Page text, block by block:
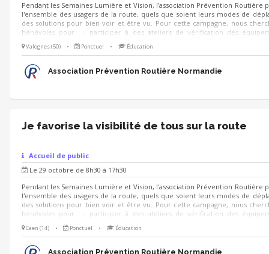
Pendant les Semaines Lumière et Vision, l'association Prévention Routière
l'ensemble des usagers de la route, quels que soient leurs modes de
des solutions pour bien voir et être vu. Pour cette campagne, nous
bénévoles pour : - participer à des ateliers de vérification des
visibilité et de conseils à destination des automobilistes, conducteurs de
cyclistes et usagers de trottinettes électriques - diffuser des conseils
ludiques et simples à prendre en main : quiz, jeu de cartes, jeu de
trouve...
Valognes (50) • Ponctuel • Éducation
Association Prévention Routière Normandie
Je favorise la visibilité de tous sur la route
Accueil de public
Le 29 octobre de 8h30 à 17h30
Pendant les Semaines Lumière et Vision, l'association Prévention Routière
l'ensemble des usagers de la route, quels que soient leurs modes de
des solutions pour bien voir et être vu. Pour cette campagne, nous
bénévoles pour : - participer à des ateliers de vérification des
cyclistes et usagers de trottinettes électriques - diffuser des conseils
ludiques et simples à prendre en main : quiz, jeu de cartes, jeu de
Caen (14) • Ponctuel • Éducation
Association Prévention Routière Normandie